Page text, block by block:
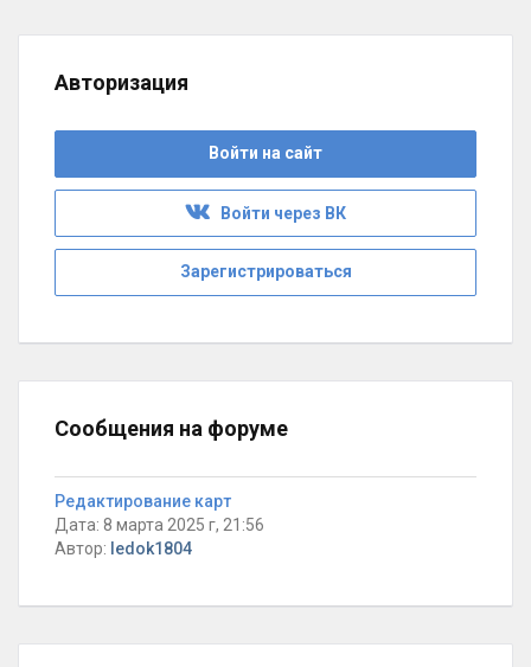
Авторизация
Войти на сайт
Войти через ВК
Зарегистрироваться
Сообщения на форуме
Редактирование карт
Дата: 8 марта 2025 г, 21:56
Автор: ledok1804